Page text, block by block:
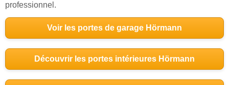
professionnel.
Voir les portes de garage Hörmann
Découvrir les portes intérieures Hörmann